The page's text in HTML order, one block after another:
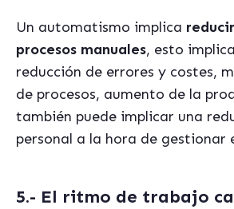
Un automatismo implica
procesos manuales, esto
reducción de errores y costes,
de procesos, aumento de la
también puede implicar una
personal a la hora de gestionar
5.- El ritmo de trabajo